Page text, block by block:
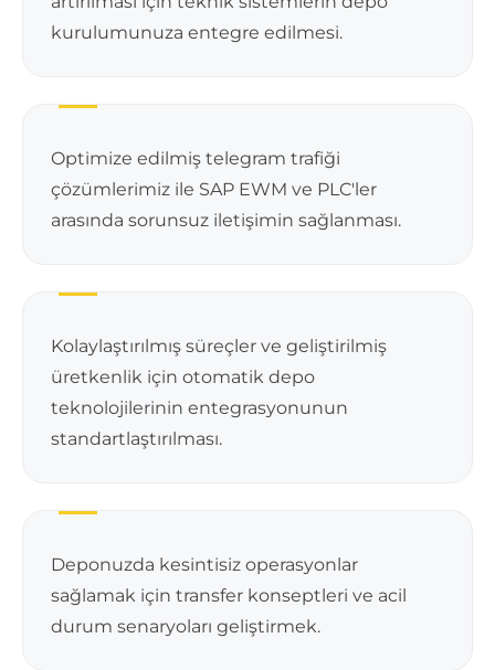
kurulumunuza entegre edilmesi.
Optimize edilmiş telegram trafiği
çözümlerimiz ile SAP EWM ve PLC'ler
arasında sorunsuz iletişimin sağlanması.
Kolaylaştırılmış süreçler ve geliştirilmiş
üretkenlik için otomatik depo
teknolojilerinin entegrasyonunun
standartlaştırılması.
Deponuzda kesintisiz operasyonlar
sağlamak için transfer konseptleri ve acil
durum senaryoları geliştirmek.